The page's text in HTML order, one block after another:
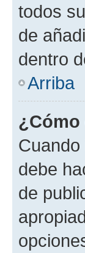
todos
de
dentro
Arriba
¿Cómo
debe
de